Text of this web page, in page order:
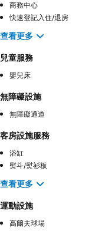
商務中心
快速登記入住/退房
查看更多
兒童服務
嬰兒床
無障礙設施
無障礙通道
客房設施服務
浴缸
熨斗/熨衫板
查看更多
運動設施
高爾夫球場